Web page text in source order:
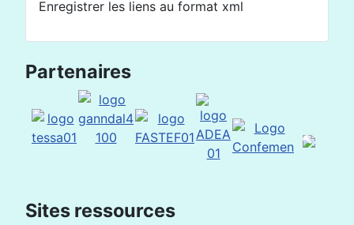
Enregistrer les liens au format xml
Partenaires
Sites ressources